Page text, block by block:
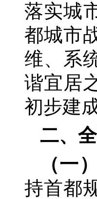
落实城
都城市
维、系
谐宜居
初步建成
二、
（一
持首都